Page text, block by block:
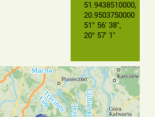
51.9438510000,
20.9503750000
51° 56' 38'',
20° 57' 1''